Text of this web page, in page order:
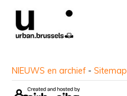
NIEUWS en archief - Sitemap